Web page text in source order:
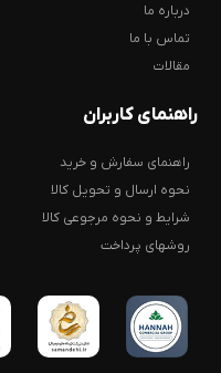
درباره ما
تماس با ما
مقالات
راهنمای کاربران
راهنمای سفارش و خرید
نحوه ارسال و تحویل کالا
شرایط و نحوه مرجوعی کالا
روشهای پرداخت